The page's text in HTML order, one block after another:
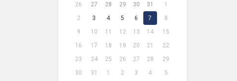
26 27 28 29 30 31
1
2
3 4 5 6 7
8
9
10 11 12 13 14
15
16
17 18 19 20 21
22
23
24 25 26 27 28
29
30
31 1 2 3 4 5